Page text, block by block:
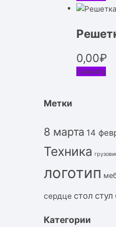
0,00₽
Скачать
Метки
8 марта 14
Техника
логотип
сердце стол стул
Категории